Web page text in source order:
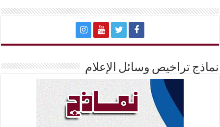
نماذج تراخيص وسائل الإعلام